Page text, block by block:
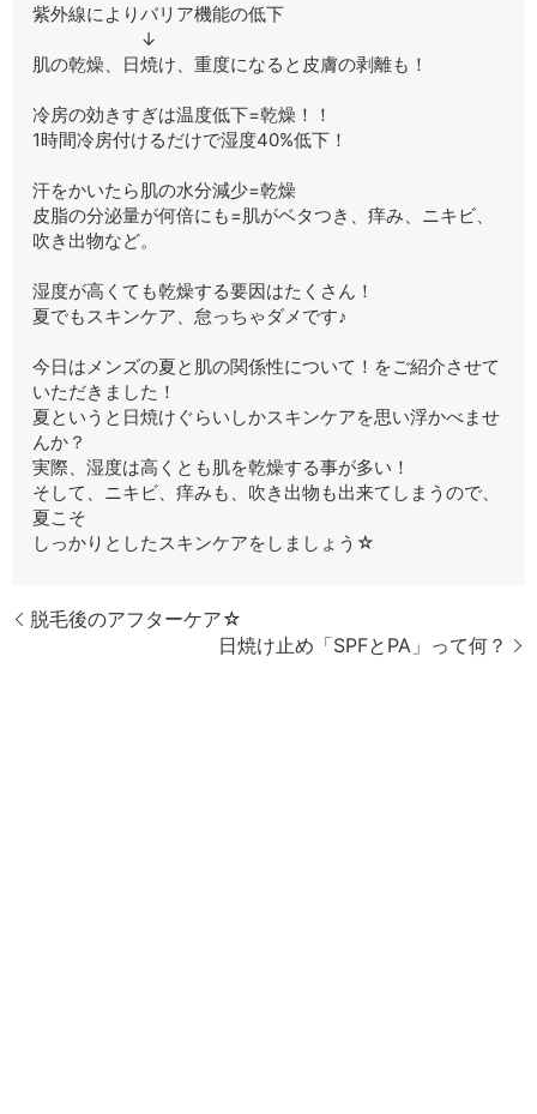
紫外線によりバリア機能の低下
↓
肌の乾燥、日焼け、重度になると皮膚の剥離も！
冷房の効きすぎは温度低下=乾燥！！
1時間冷房付けるだけで湿度40%低下！
汗をかいたら肌の水分減少=乾燥
皮脂の分泌量が何倍にも=肌がベタつき、痒み、ニキビ、
吹き出物など。
湿度が高くても乾燥する要因はたくさん！
夏でもスキンケア、怠っちゃダメです♪
今日はメンズの夏と肌の関係性について！をご紹介させて
いただきました！
夏というと日焼けぐらいしかスキンケアを思い浮かべませ
んか？
実際、湿度は高くとも肌を乾燥する事が多い！
そして、ニキビ、痒みも、吹き出物も出来てしまうので、
夏こそ
しっかりとしたスキンケアをしましょう☆
脱毛後のアフターケア☆
日焼け止め「SPFとPA」って何？